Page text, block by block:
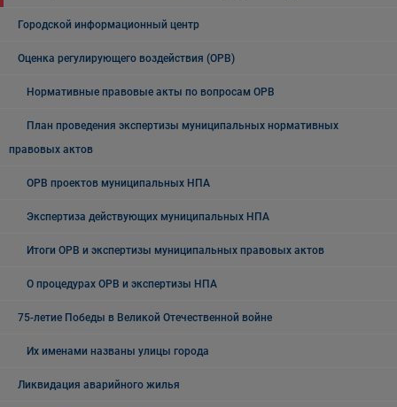
Городской информационный центр
Оценка регулирующего воздействия (ОРВ)
Нормативные правовые акты по вопросам ОРВ
План проведения экспертизы муниципальных нормативных
правовых актов
ОРВ проектов муниципальных НПА
Экспертиза действующих муниципальных НПА
Итоги ОРВ и экспертизы муниципальных правовых актов
О процедурах ОРВ и экспертизы НПА
75-летие Победы в Великой Отечественной войне
Их именами названы улицы города
Ликвидация аварийного жилья